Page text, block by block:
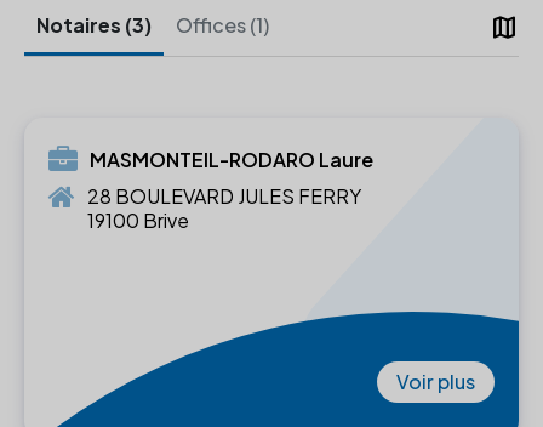
map
Notaires (3) Offices (1)
MASMONTEIL-RODARO Laure
28 BOULEVARD JULES FERRY
19100 Brive
Voir plus